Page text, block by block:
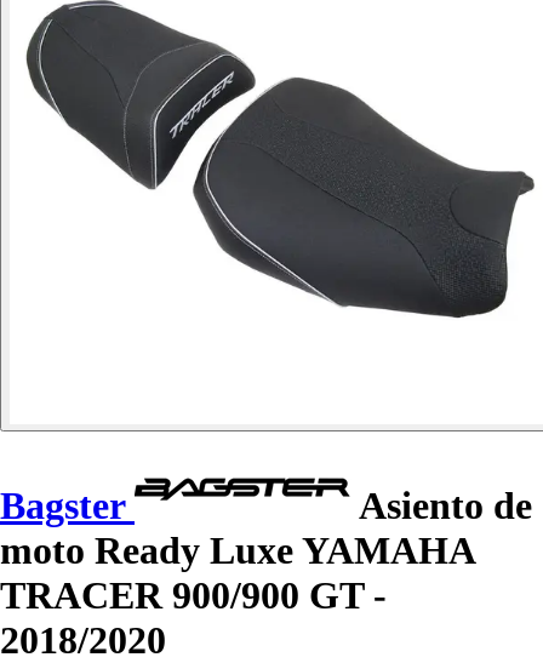
Bagster
Asiento de
moto Ready Luxe YAMAHA
TRACER 900/900 GT -
2018/2020